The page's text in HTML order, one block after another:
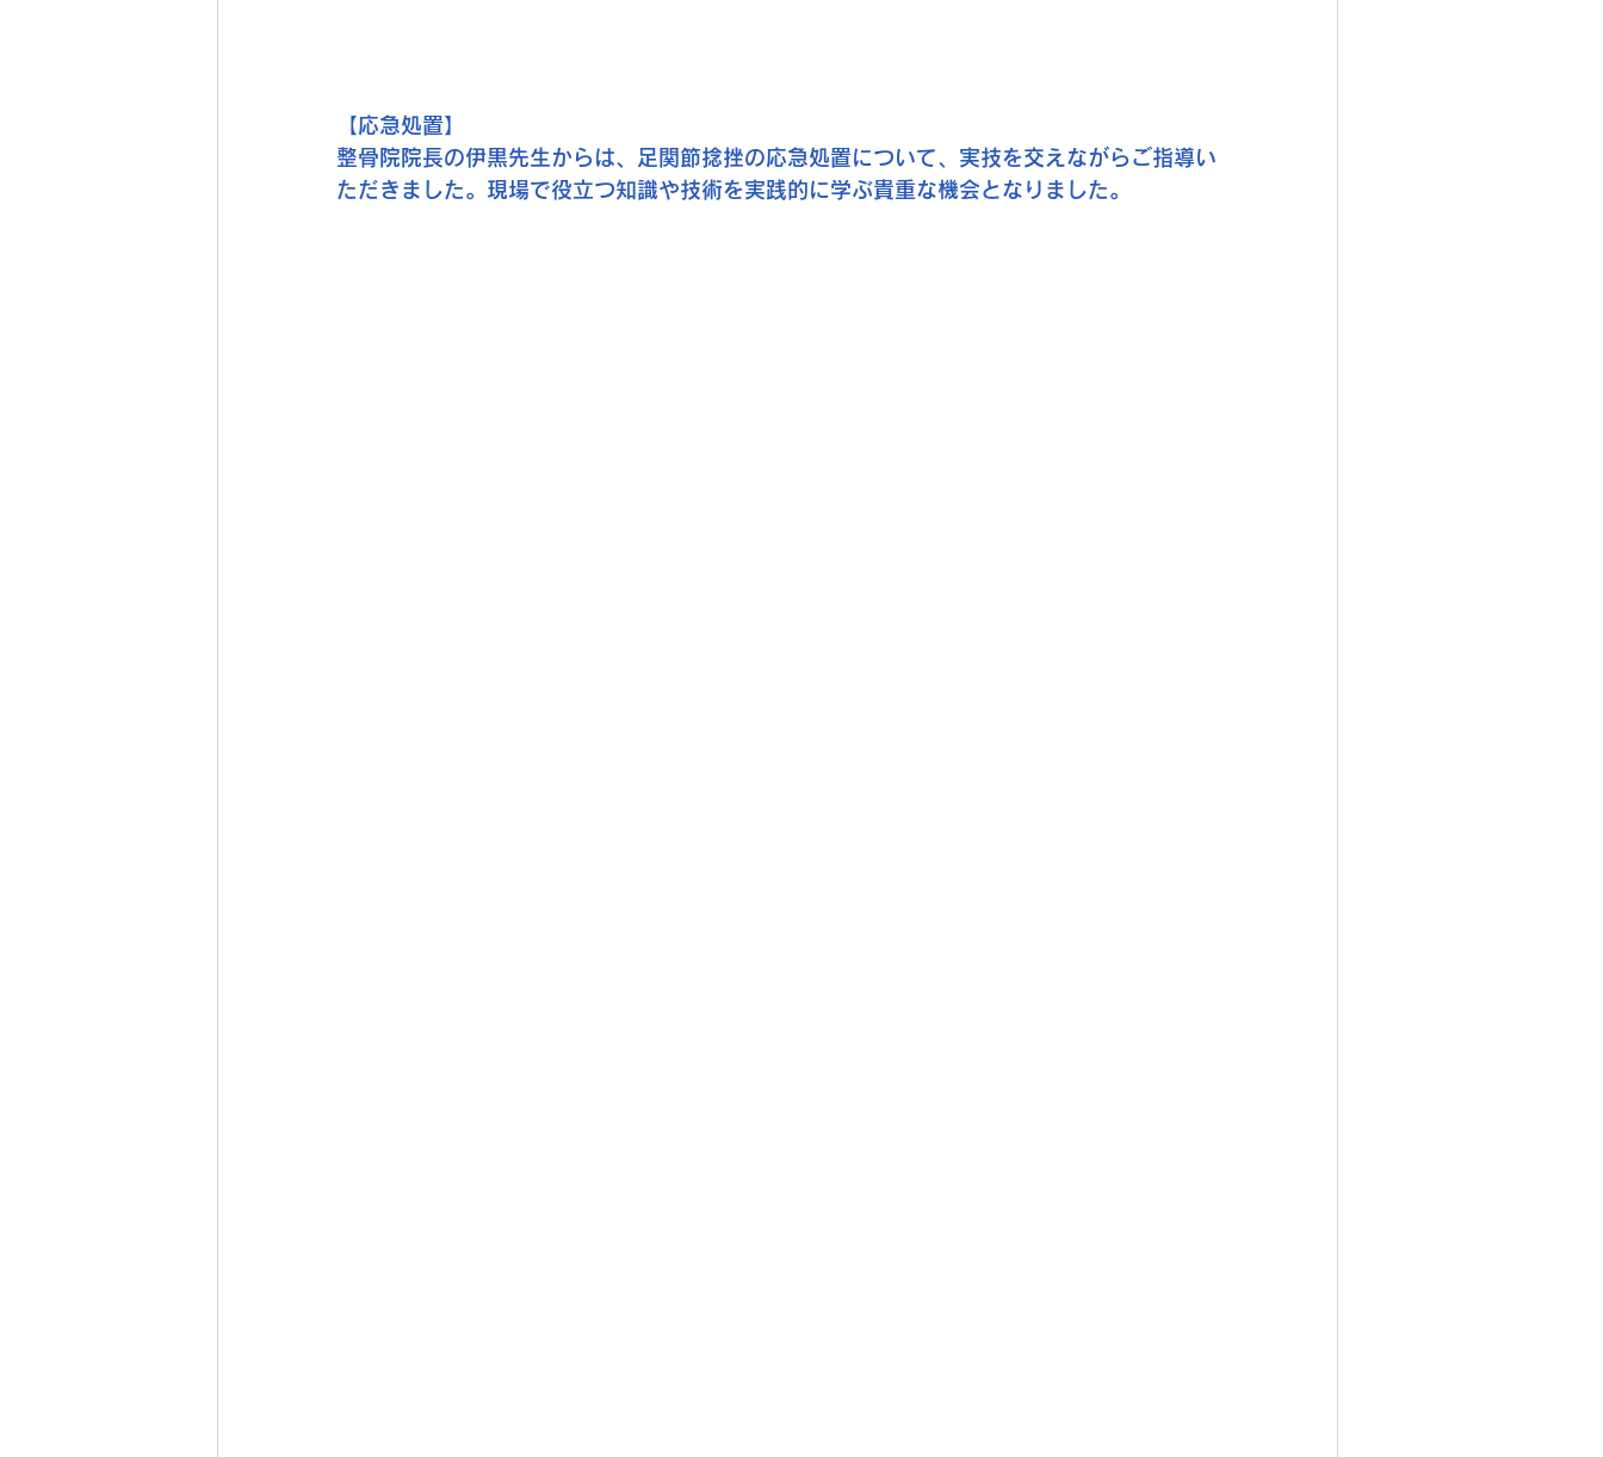
【応急処置】
整骨院院長の伊黒先生からは、足関節捻挫の応急処置について、実技を交えながらご指導い
ただきました。現場で役立つ知識や技術を実践的に学ぶ貴重な機会となりました。